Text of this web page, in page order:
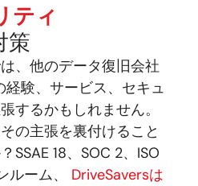
ティ
策
、他のデータ復旧会社
経験、サービス、セキュ
するかもしれません。
の主張を裏付けること
SSAE 18、SOC 2、ISO
ルーム、 DriveSaversは